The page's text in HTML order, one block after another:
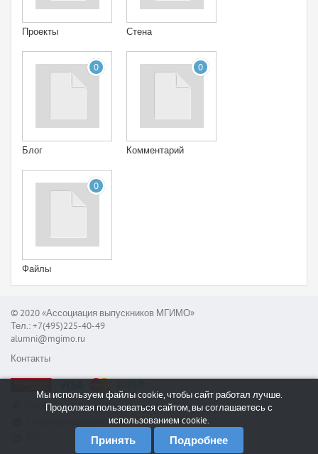
Проекты Стена
0
Блог
0
Комментарий
0
Файлы
© 2020 «Ассоциация выпускников МГИМО»
Тел.: +7(495)225-40-49
alumni@mgimo.ru
Контакты
Сообщить об ошибке
Мы используем файлы cookie, чтобы сайт работал лучше.
Продолжая пользоваться сайтом, вы соглашаетесь с
использованием cookie.
Принять Подробнее